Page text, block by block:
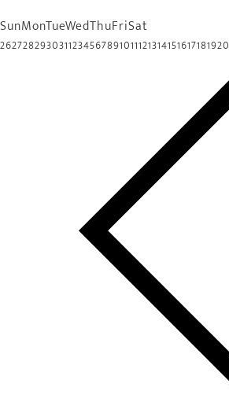
SunMonTueWedThuFriSat
2627282930311234567891011121314151617181920